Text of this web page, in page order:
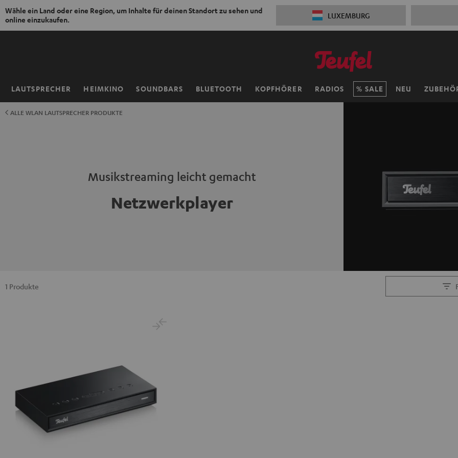
Wähle ein Land oder eine Region, um Inhalte für deinen Standort zu sehen und
online einzukaufen.
LUXEMBURG
ZUM
LAUTSPRECHER HEIMKINO SOUNDBARS BLUETOOTH KOPFHÖRER RADIOS SALE NEU
Startseite
ALLE WLAN LAUTSPRECHER PRODUKTE
Musikstreaming leicht gemacht
Netzwerkplayer
1 Produkte